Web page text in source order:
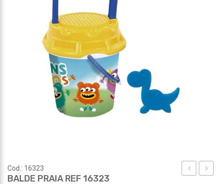
Cod.: 16323
BALDE PRAIA REF 16323